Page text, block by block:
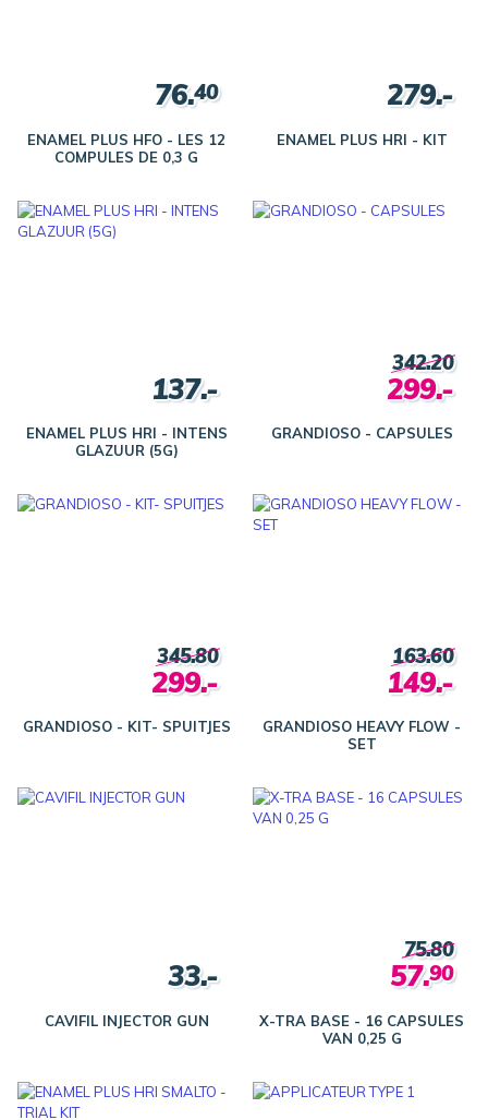
ENAMEL PLUS HFO - LES 12
COMPULES DE 0,3 G
76.40
ENAMEL PLUS HRI - KIT
279.-
ENAMEL PLUS HRI - INTENS
GLAZUUR (5G)
137.-
GRANDIOSO - CAPSULES
342.20
299.-
GRANDIOSO - KIT- SPUITJES
345.80
299.-
GRANDIOSO HEAVY FLOW -
SET
163.60
149.-
CAVIFIL INJECTOR GUN
33.-
X-TRA BASE - 16 CAPSULES
VAN 0,25 G
75.80
57.90